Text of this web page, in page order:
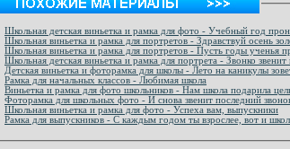
Школьная детская виньетка и рамка для фото - Учебный год
Школьная виньетка и рамка для портретов - Здравствуй осень
Школьная виньетка и рамка для портретов - Пусть годы ученья
Школьная детская виньетка и рамка для портрета - Звонко
Детская виньетка и фоторамка для школы - Лето на каникулы
Рамка для начальных классов - Любимая школа
Виньетка и рамка для фото школьников - Нам школа подарила
Фоторамка для школьных фото - И снова звенит последний
Школьная виньетка и рамка для фото - Успеха вам, выпускники
Рамка для выпускников - С каждым годом ты взрослее, вот и